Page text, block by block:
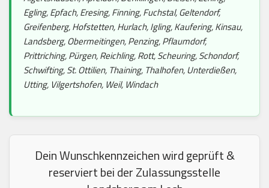
Egling, Epfach, Eresing, Finning, Fuchstal, Geltendorf,
Greifenberg, Hofstetten, Hurlach, Igling, Kaufering, Kinsau,
Landsberg, Obermeitingen, Penzing, Pflaumdorf,
Prittriching, Pürgen, Reichling, Rott, Scheuring, Schondorf,
Schwifting, St. Ottilien, Thaining, Thalhofen, Unterdießen,
Utting, Vilgertshofen, Weil, Windach
Dein Wunschkennzeichen wird geprüft &
reserviert bei der Zulassungsstelle